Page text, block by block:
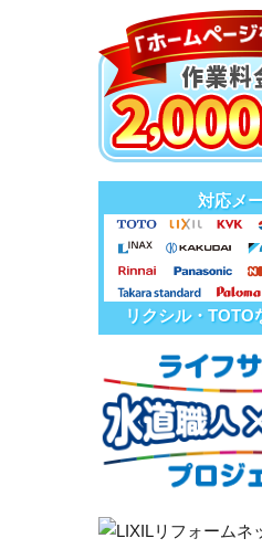
対応メ
リクシル・TOTO